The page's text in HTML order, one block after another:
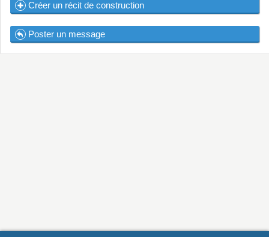
Créer un récit de construction
Poster un message